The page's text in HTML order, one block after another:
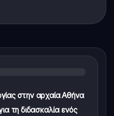
στην αρχαία Αθήνα
τη διδασκαλία ενός